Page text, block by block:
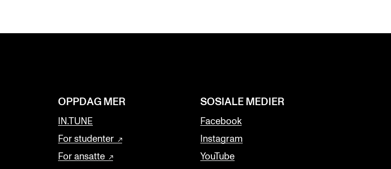
OPPDAG MER
IN.TUNE
For studenter
For ansatte
SOSIALE MEDIER
Facebook
Instagram
YouTube